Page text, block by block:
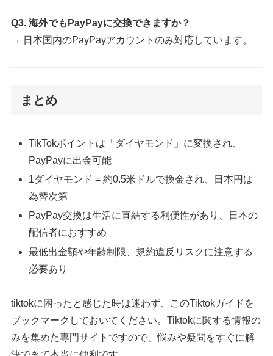
Q3. 海外でもPayPayに交換できますか？
→ 日本国内のPayPayアカウントのみ対応しています。
まとめ
TikTokポイントは「ダイヤモンド」に変換され、
PayPayに出金可能
1ダイヤモンド = 約0.5米ドルで換金され、日本円は
為替次第
PayPay交換は生活に直結する利便性があり、日本の
配信者におすすめ
最低出金額や年齢制限、規約違反リスクに注意する
必要あり
tiktokに困ったと感じた時は迷わず、このTiktokガイドを
ブックマークしておいてください。Tiktokに関する情報の
みを集めた専門サイトですので、悩みや疑問をすぐに解